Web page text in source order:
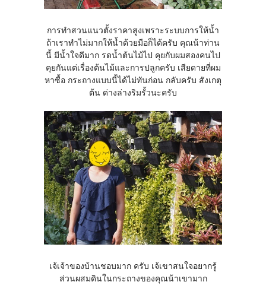
การทำสวนแนวตั้งราคาสูงเพราะระบบการให้น้ำ
ถ้าเราทำไม่มากให้น้ำด้วยมือก็ได้ครับ คุณน้าท่าน
นี้ มีน้ำใจดีมาก รดน้ำต้นไม้ไป คุยกับผมสองคนไป
คุยกันแต่เรื่องต้นไม้และการปลูกครับ เสียดายที่ผม
หาซื้อ กระถางแบบนี้ได้ไม่ทันก่อน กลับครับ สังเกตุ
ต้น ด่างล่างริมรั้วนะครับ
เจ้เจ้าของบ้านชอบมาก ครับ เจ้เขาสนใจอยากรู้
ส่วนผสมดินในกระถางของคุณน้าเขามาก